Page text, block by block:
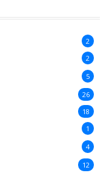
2
2
5
26
18
1
4
12